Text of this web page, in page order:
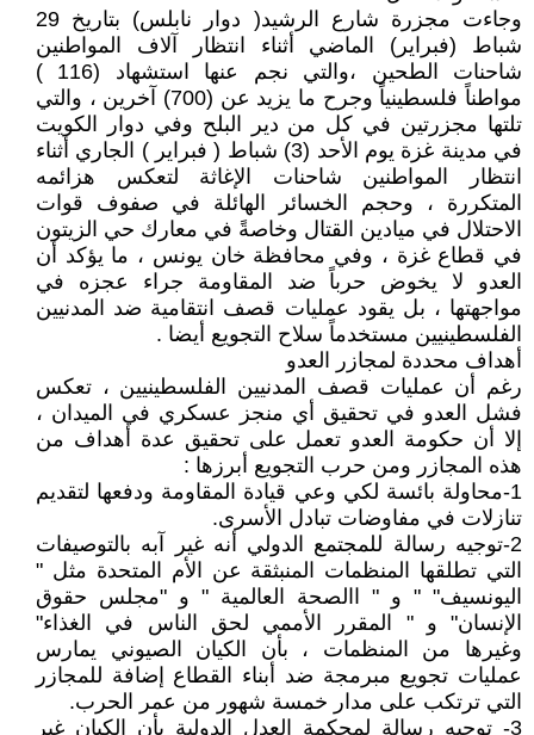
وجاءت مجزرة شارع الرشيد( دوار نابلس) بتاريخ 29
شباط (فبراير) الماضي أثناء انتظار آلاف المواطنين
شاحنات الطحين ،والتي نجم عنها استشهاد (116 )
مواطناً فلسطينياً وجرح ما يزيد عن (700) آخرين ، والتي
تلتها مجزرتين في كل من دير البلح وفي دوار الكويت
في مدينة غزة يوم الأحد (3) شباط ( فبراير ) الجاري أثناء
انتظار المواطنين شاحنات الإغاثة لتعكس هزائمه
المتكررة ، وحجم الخسائر الهائلة في صفوف قوات
الاحتلال في ميادين القتال وخاصةً في معارك حي الزيتون
في قطاع غزة ، وفي محافظة خان يونس ، ما يؤكد أن
العدو لا يخوض حرباً ضد المقاومة جراء عجزه في
مواجهتها ، بل يقود عمليات قصف انتقامية ضد المدنيين
الفلسطينيين مستخدماً سلاح التجويع أيضا .
أهداف محددة لمجازر العدو
رغم أن عمليات قصف المدنيين الفلسطينيين ، تعكس
فشل العدو في تحقيق أي منجز عسكري في الميدان ،
إلا أن حكومة العدو تعمل على تحقيق عدة أهداف من
هذه المجازر ومن حرب التجويع أبرزها :
1-محاولة بائسة لكي وعي قيادة المقاومة ودفعها لتقديم
تنازلات في مفاوضات تبادل الأسرى.
2-توجيه رسالة للمجتمع الدولي أنه غير آبه بالتوصيفات
التي تطلقها المنظمات المنبثقة عن الأم المتحدة مثل "
اليونسيف" " و " االصحة العالمية " و "مجلس حقوق
الإنسان" و " المقرر الأممي لحق الناس في الغذاء"
وغيرها من المنظمات ، بأن الكيان الصيوني يمارس
عمليات تجويع مبرمجة ضد أبناء القطاع إضافة للمجازر
التي ترتكب على مدار خمسة شهور من عمر الحرب.
3- توجيه رسالة لمحكمة العدل الدولية بأن الكيان غير